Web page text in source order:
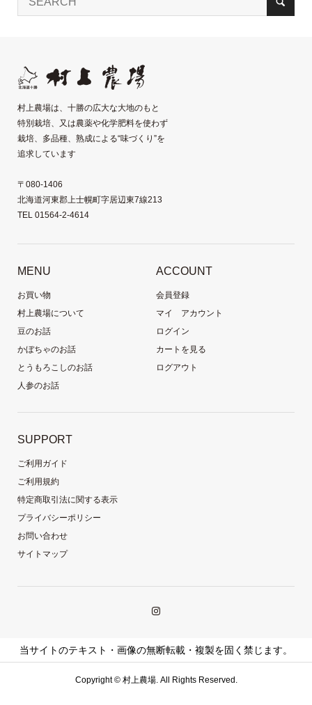
村上農場は、十勝の広大な大地のもと
特別栽培、又は農薬や化学肥料を使わず
栽培、多品種、熟成による“味づくり”を
追求しています
〒080-1406
北海道河東郡上士幌町字居辺東7線213
TEL 01564-2-4614
MENU
お買い物
村上農場について
豆のお話
かぼちゃのお話
とうもろこしのお話
人参のお話
ACCOUNT
会員登録
マイ アカウント
ログイン
カートを見る
ログアウト
SUPPORT
ご利用ガイド
ご利用規約
特定商取引法に関する表示
プライバシーポリシー
お問い合わせ
サイトマップ
当サイトのテキスト・画像の無断転載・複製を固く禁じます。
Copyright ©村上農場. All Rights Reserved.